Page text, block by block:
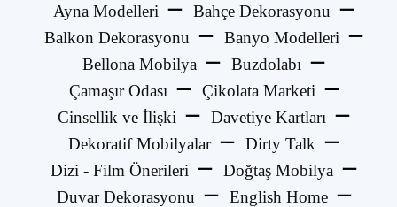
Ayna Modelleri
Bahçe Dekorasyonu
Balkon Dekorasyonu
Banyo Modelleri
Bellona Mobilya
Buzdolabı
Çamaşır Odası
Çikolata Marketi
Cinsellik ve İlişki
Davetiye Kartları
Dekoratif Mobilyalar
Dirty Talk
Dizi - Film Önerileri
Doğtaş Mobilya
Duvar Dekorasyonu
English Home